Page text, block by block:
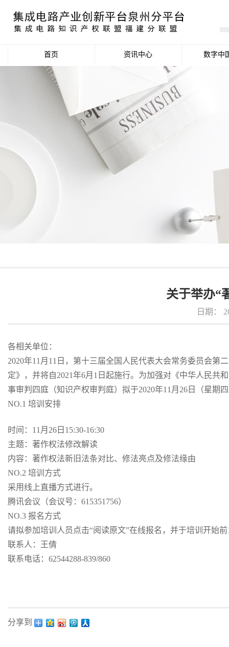
首页 资讯中心
政策信息
活动公告
数据统计分析
数字中
关于举办“
日期：
各相关单位：
2020年11月11日，第十三届全国人民代表大会常务委员会
定》，并将自2021年6月1日起施行。为加强对《中华人民共
事审判四庭（知识产权审判庭）拟于2020年11月26日（星期
NO.1 培训安排
时间：11月26日15:30-16:30
主题：著作权法修改解读
内容：著作权法新旧法条对比、修法亮点及修法缘由
NO.2 培训方式
采用线上直播方式进行。
腾讯会议（会议号：615351756）
NO.3 报名方式
请拟参加培训人员点击“阅读原文”在线报名，并于培训开始
联系人：王倩
联系电话：62544288-839/860
分享到：